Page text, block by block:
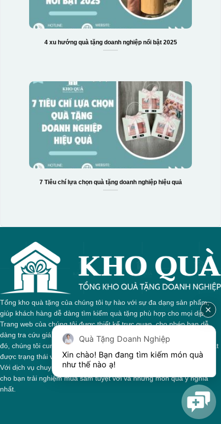
Hộp xi biểu trưng
4 xu hướng quà tặng doanh nghiệp nổi bật 2025
7 Tiêu chí lựa chọn quà tặng doanh nghiệp hiệu quả
Tổng kho quà tặng của chúng tôi tự hào với sự đa dạng sản phẩm,
giúp khách hàng dễ dàng tìm kiếm quà tặng phù hợp cho mọi dịp.
Trang web của chúng tôi được thiết kế trực quan, cho phép bạn dễ
dàng tra cứu giá cả và thông tin chi tiết về từng sản phẩm. Bên cạnh
đó, chúng tôi cung cấp hệ thống theo dõi đơn hàng, giúp bạn nắm bắt
được trạng thái và giai đoạn xử lý của đơn hàng một cách thuận tiện.
Với dịch vụ chuyên nghiệp và tận tâm, chúng tôi cam kết mang đến
cho bạn trải nghiệm mua sắm tuyệt vời và những món quà ý nghĩa
nhất.
Quà Tặng Doanh Nghiệp
Xin chào! Bạn đang tìm kiếm món quà
như thế nào ạ!